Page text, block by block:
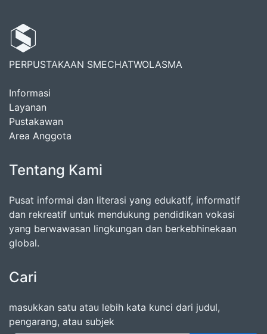
PERPUSTAKAAN SMECHATWOLASMA
Informasi
Layanan
Pustakawan
Area Anggota
Tentang Kami
Pusat informai dan literasi yang edukatif, informatif
dan rekreatif untuk mendukung pendidikan vokasi
yang berwawasan lingkungan dan berkebhinekaan
global.
Cari
masukkan satu atau lebih kata kunci dari judul,
pengarang, atau subjek